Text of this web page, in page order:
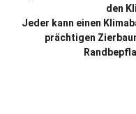
den
Jeder kann einen
prächtigen